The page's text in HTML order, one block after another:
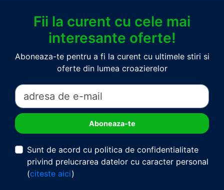
Fii la curent cu cele mai
interesante oferte!
Aboneaza-te pentru a fi la curent cu ultimele stiri si
oferte din lumea croazierelor
Sunt de acord cu politica de confidentialitate
privind prelucrarea datelor cu caracter personal
(citeste aici)